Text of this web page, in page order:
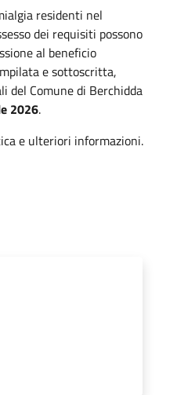
residenti nel
dei requisiti possono
al beneficio
e sottoscritta,
del Comune di Berchidda
2026.
e ulteriori informazioni.